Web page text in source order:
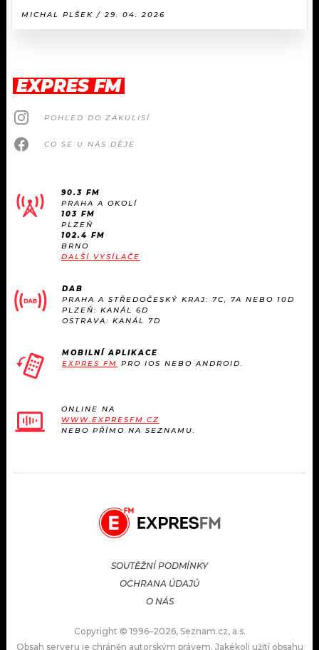
MICHAL PLŠEK / 29. 04. 2026
EXPRES FM
POHLED DO ZÁKULISÍ
CO SE U NÁS DĚJE
90.3 FM
PRAHA A OKOLÍ
103 FM
PLZEŇ
102.4 FM
BRNO
DALŠÍ VYSÍLAČE
DAB
PRAHA A STŘEDOČESKÝ KRAJ: 7C, 7A NEBO 10D
PLZEŇ: KANÁL 6D
OSTRAVA: KANÁL 7D
MOBILNÍ APLIKACE
EXPRES FM PRO IOS NEBO ANDROID.
ONLINE NA
WWW.EXPRESFM.CZ
NEBO PŘÍMO NA SEZNAMU.
SOUTĚŽNÍ PODMÍNKY
OCHRANA ÚDAJŮ
O NÁS
Copyright © 1996–2026, Seznam.cz, a.s.
Obsah serveru je chráněn autorským právem. Jakékoli užití obsahu